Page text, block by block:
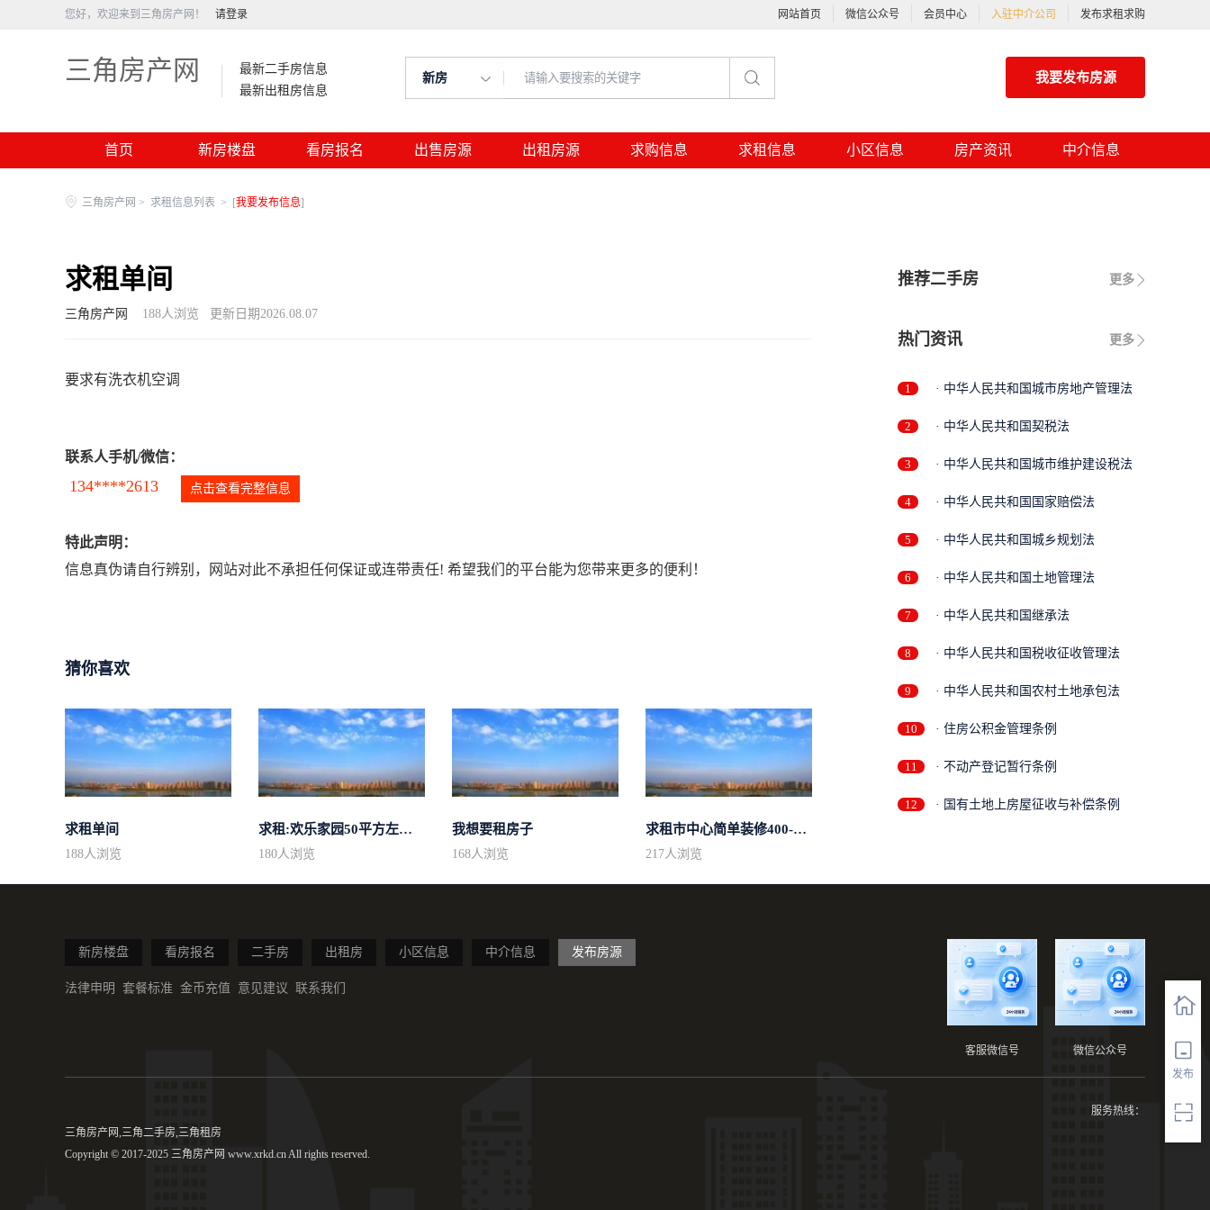
您好，欢迎来到三角房产网！ 请登录 网站首页 微信公众号 会员中心 入驻中介公司 发布求租求购
三角房产网
最新二手房信息
最新出租房信息
新房 我要发布房源
首页 新房楼盘 看房报名 出售房源 出租房源 求购信息 求租信息 小区信息 房产资讯 中介信息
发布
三角房产网 > 求租信息列表 > [我要发布信息]
求租单间
三角房产网 188人浏览 更新日期2026.08.07
要求有洗衣机空调
联系人手机/微信：
134****2613 点击查看完整信息
特此声明：
信息真伪请自行辨别，网站对此不承担任何保证或连带责任! 希望我们的平台能为您带来更多的便利！
猜你喜欢
求租单间
188人浏览
求租:欢乐家园50平方左右的单身公寓廉...
180人浏览
我想要租房子
168人浏览
求租市中心简单装修400-500
217人浏览
更多
推荐二手房
更多
热门资讯
1 · 中华人民共和国城市房地产管理法
2 · 中华人民共和国契税法
3 · 中华人民共和国城市维护建设税法
4 · 中华人民共和国国家赔偿法
5 · 中华人民共和国城乡规划法
6 · 中华人民共和国土地管理法
7 · 中华人民共和国继承法
8 · 中华人民共和国税收征收管理法
9 · 中华人民共和国农村土地承包法
10 · 住房公积金管理条例
11 · 不动产登记暂行条例
12 · 国有土地上房屋征收与补偿条例
新房楼盘 看房报名 二手房 出租房 小区信息 中介信息 发布房源
法律申明 套餐标准 金币充值 意见建议 联系我们
微信公众号
客服微信号
服务热线：
三角房产网,三角二手房,三角租房
Copyright © 2017-2025 三角房产网 www.xrkd.cn All rights reserved.